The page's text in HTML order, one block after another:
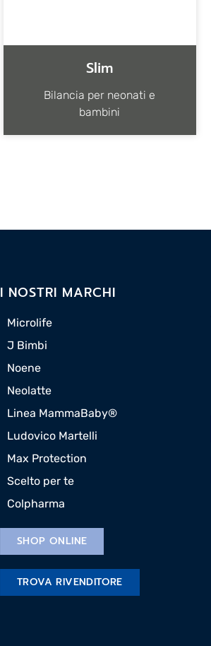
Slim
Bilancia per neonati e
bambini
I NOSTRI MARCHI
Microlife
J Bimbi
Noene
Neolatte
Linea MammaBaby®
Ludovico Martelli
Max Protection
Scelto per te
Colpharma
SHOP ONLINE
TROVA RIVENDITORE